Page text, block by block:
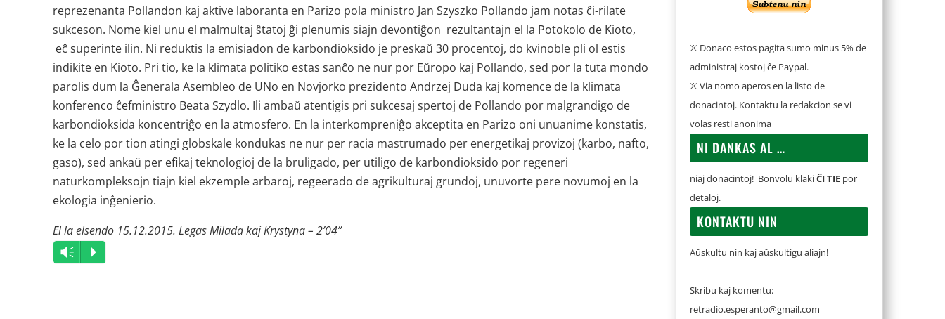
reprezenanta Pollandon kaj aktive laboranta en Parizo pola ministro Jan Szyszko Pollando jam notas ĉi-rilate
sukceson. Nome kiel unu el malmultaj ŝtatoj ĝi plenumis siajn devontiĝon rezultantajn el la Potokolo de Kioto,
eĉ superinte ilin. Ni reduktis la emisiadon de karbondioksido je preskaŭ 30 procentoj, do kvinoble pli ol estis
indikite en Kioto. Pri tio, ke la klimata politiko estas sanĉo ne nur por Eŭropo kaj Pollando, sed por la tuta mondo
parolis dum la Ĝenerala Asembleo de UNo en Novjorko prezidento Andrzej Duda kaj komence de la klimata
konferenco ĉefministro Beata Szydlo. Ili ambaŭ atentigis pri sukcesaj spertoj de Pollando por malgrandigo de
karbondioksida koncentriĝo en la atmosfero. En la interkompreniĝo akceptita en Parizo oni unuanime konstatis,
ke la celo por tion atingi globskale kondukas ne nur per racia mastrumado per energetikaj provizoj (karbo, nafto,
gaso), sed ankaŭ per efikaj teknologioj de la bruligado, per utiligo de karbondioksido por regeneri
naturkompleksojn tiajn kiel ekzemple arbaroj, regeerado de agrikulturaj grundoj, unuvorte pere novumoj en la
ekologia inĝenierio.
El la elsendo 15.12.2015. Legas Milada kaj Krystyna – 2’04”
Audio
Player
Vm P
※ Donaco estos pagita sumo minus 5% de
administraj kostoj ĉe Paypal.
※ Via nomo aperos en la listo de
donacintoj. Kontaktu la redakcion se vi
volas resti anonima
NI DANKAS AL …
niaj donacintoj! Bonvolu klakiĈI TIEpor
detaloj.
KONTAKTU NIN
Aŭskultu nin kaj aŭskultigu aliajn!
Skribu kaj komentu:
retradio.esperanto@gmail.com